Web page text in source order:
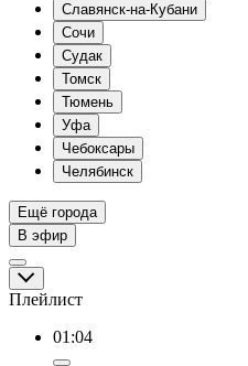
Славянск-на-Кубани
Сочи
Судак
Томск
Тюмень
Уфа
Чебоксары
Челябинск
Ещё города
В эфир
Плейлист
01:04